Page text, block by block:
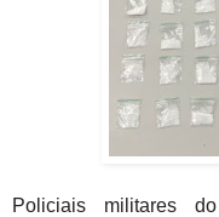
Policiais militares